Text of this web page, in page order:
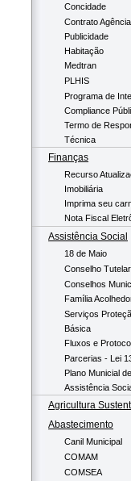
Concidade
Contrato
Publicidade
Habitação
Medtran
PLHIS
Programa de
Compliance
Termo de
Técnica
Finanças
Recurso
Imobiliária
Imprima seu
Nota Fiscal
Assistência Social
18 de Maio
Conselho Tutelar
Conselhos
Família
Serviços
Básica
Fluxos e
Parcerias - Lei
Plano Municial de
Assistência
Agricultura
Abastecimento
Canil Municipal
COMAM
COMSEA